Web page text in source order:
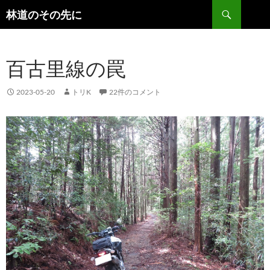
林道のその先に
検
索
ン
ツ
へ
ッ
プ
百古里線の罠
2023-05-20 トリK 22件のコメント